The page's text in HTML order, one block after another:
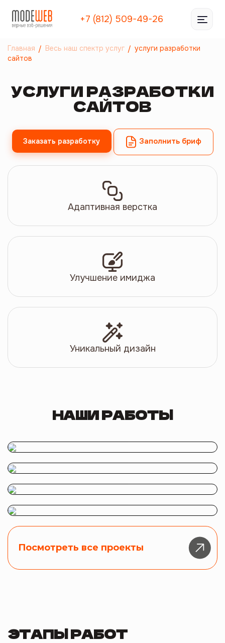
+7 (812) 509-49-26
Главная Весь наш спектр услуг
услуги разработки
сайтов
УСЛУГИ РАЗРАБОТКИ
САЙТОВ
Заказать разработку Заполнить бриф
Адаптивная верстка
Улучшение имиджа
Уникальный дизайн
НАШИ РАБОТЫ
Посмотреть все проекты
ЭТАПЫ РАБОТ